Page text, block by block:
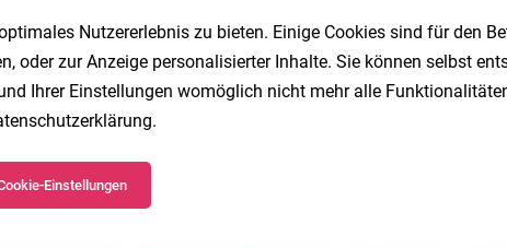
1
Nutzererlebnis zu bieten. Einige Cookies sind für den
oder zur Anzeige personalisierter Inhalte. Sie können selbst
Ihrer Einstellungen womöglich nicht mehr alle
.
Einstellungen